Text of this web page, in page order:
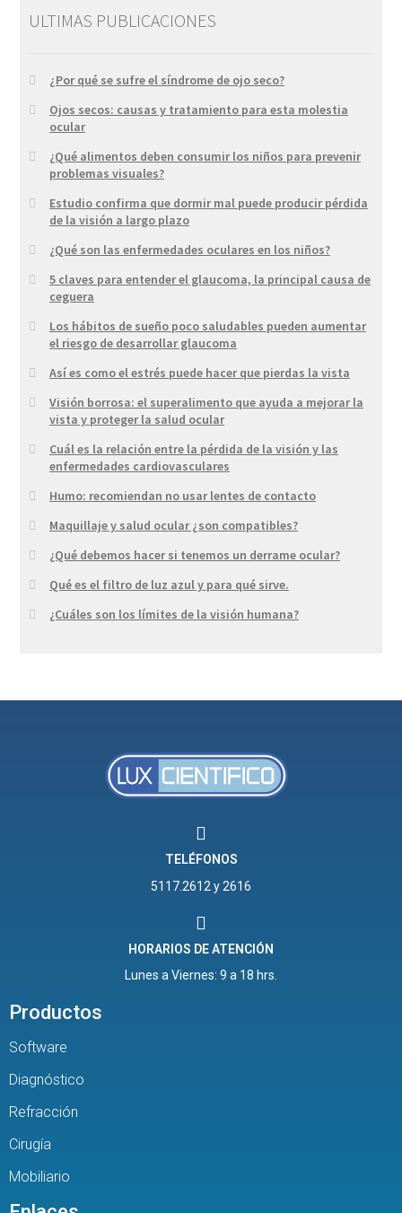
ULTIMAS PUBLICACIONES
¿Por qué se sufre el síndrome de ojo seco?
Ojos secos: causas y tratamiento para esta molestia
ocular
¿Qué alimentos deben consumir los niños para prevenir
problemas visuales?
Estudio confirma que dormir mal puede producir pérdida
de la visión a largo plazo
¿Qué son las enfermedades oculares en los niños?
5 claves para entender el glaucoma, la principal causa de
ceguera
Los hábitos de sueño poco saludables pueden aumentar
el riesgo de desarrollar glaucoma
Así es como el estrés puede hacer que pierdas la vista
Visión borrosa: el superalimento que ayuda a mejorar la
vista y proteger la salud ocular
Cuál es la relación entre la pérdida de la visión y las
enfermedades cardiovasculares
Humo: recomiendan no usar lentes de contacto
Maquillaje y salud ocular ¿son compatibles?
¿Qué debemos hacer si tenemos un derrame ocular?
Qué es el filtro de luz azul y para qué sirve.
¿Cuáles son los límites de la visión humana?
TELÉFONOS
5117.2612 y 2616
HORARIOS DE ATENCIÓN
Lunes a Viernes: 9 a 18 hrs.
Productos
Software
Diagnóstico
Refracción
Cirugía
Mobiliario